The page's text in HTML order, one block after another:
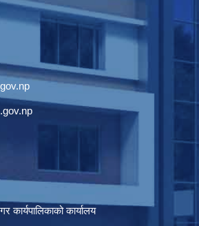
कार्यपालिकाको कार्यालय